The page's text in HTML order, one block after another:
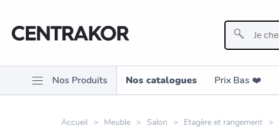
Nos Produits Nos catalogues Prix Bas ❤️️
Accueil Meuble Salon Etagère et rangement